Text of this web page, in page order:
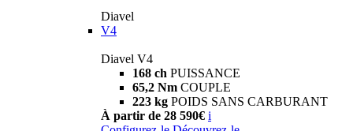
Diavel
V4
Diavel V4
168 ch PUISSANCE
65,2 Nm COUPLE
223 kg POIDS SANS CARBURANT
À partir de 28 590€ i